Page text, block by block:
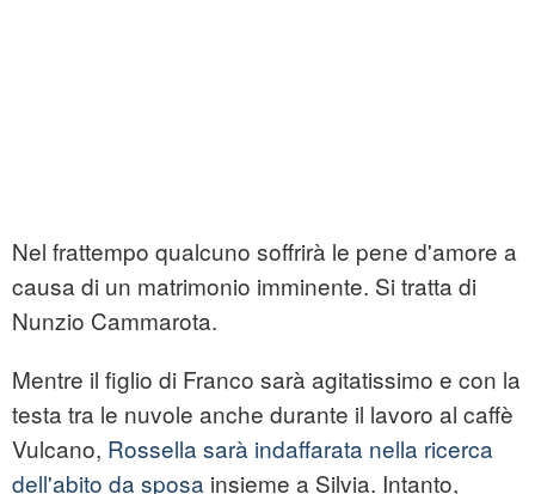
Nel frattempo qualcuno soffrirà le pene d'amore a
causa di un matrimonio imminente. Si tratta di
Nunzio Cammarota.
Mentre il figlio di Franco sarà agitatissimo e con la
testa tra le nuvole anche durante il lavoro al caffè
Vulcano, Rossella sarà indaffarata nella ricerca
dell'abito da sposa insieme a Silvia. Intanto,